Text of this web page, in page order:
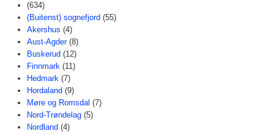
(634)
(Buitenst) sognefjord (55)
Akershus (4)
Aust-Agder (8)
Buskerud (12)
Finnmark (11)
Hedmark (7)
Hordaland (9)
Møre og Romsdal (7)
Nord-Trøndelag (5)
Nordland (4)